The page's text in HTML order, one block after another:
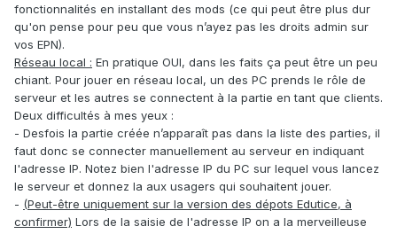
fonctionnalités en installant des mods (ce qui peut être plus dur
qu'on pense pour peu que vous n’ayez pas les droits admin sur
vos EPN).
Réseau local : En pratique OUI, dans les faits ça peut être un peu
chiant. Pour jouer en réseau local, un des PC prends le rôle de
serveur et les autres se connectent à la partie en tant que clients.
Deux difficultés à mes yeux :
- Desfois la partie créée n’apparaît pas dans la liste des parties, il
faut donc se connecter manuellement au serveur en indiquant
l'adresse IP. Notez bien l'adresse IP du PC sur lequel vous lancez
le serveur et donnez la aux usagers qui souhaitent jouer.
- (Peut-être uniquement sur la version des dépots Edutice, à
confirmer) Lors de la saisie de l'adresse IP on a la merveilleuse